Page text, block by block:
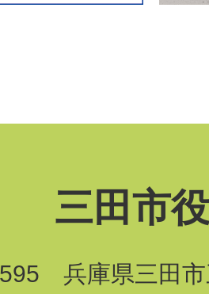
三田市
兵庫県三田市